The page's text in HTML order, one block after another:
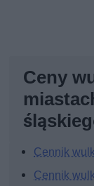
Ceny
Cennik
Cennik